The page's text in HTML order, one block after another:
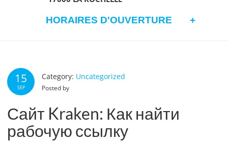
HORAIRES D'OUVERTURE
15
SEP
Category: Uncategorized
Posted by
Сайт Kraken: Как найти
рабочую ссылку